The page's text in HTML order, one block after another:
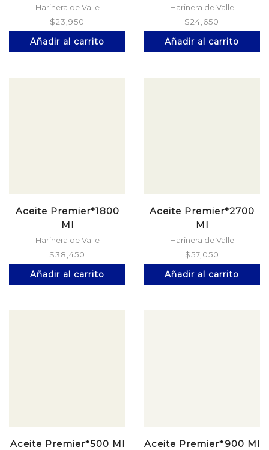
Harinera de Valle
$23,950
Añadir al carrito
Harinera de Valle
$24,650
Añadir al carrito
Aceite Premier*1800
Ml
Harinera de Valle
$38,450
Añadir al carrito
Aceite Premier*2700
Ml
Harinera de Valle
$57,050
Añadir al carrito
Aceite Premier*500 Ml Aceite Premier*900 Ml